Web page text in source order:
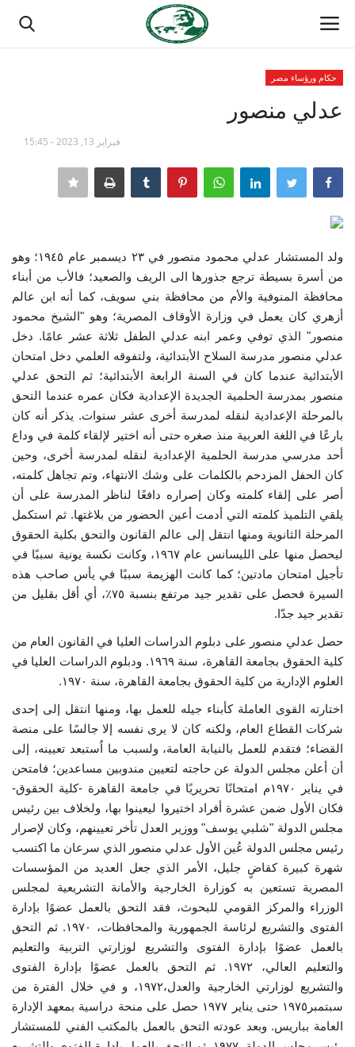
منتدى ناصر الدولي
مدرسة الطليعة الوطنية
حركة ناصر الشبابية
مصر
فريق العمل
إرث جمال عبدالناصر
أخبار
شروط وأحكام منحة ناصر للقيادة الدولية
منحة ناصر للقيادة الدولية
مرجعياتنا
المواطن العالمي
الرواد
فرص
وثائق
الفيديوهات
الرعاة
الشركاء
Gallery
لغة
English
Swahili
español
French
Arabic
حكام ورؤساء مصر
عدلي منصور
فبراير 13, 2023 - 15:45
ولد المستشار عدلي محمود منصور في ٢٣ ديسمبر عام ١٩٤٥؛ وهو
من أسرة بسيطة ترجع جذورها الى الريف والصعيد؛ فالأب من أبناء
محافظة المنوفية والأم من محافظة بني سويف، كما أنه ابن عالم
أزهري كان يعمل في وزارة الأوقاف المصرية؛ وهو "الشيخ محمود
منصور" الذي توفي وعمر ابنه عدلي الطفل ثلاثة عشر عامًا. دخل
عدلي منصور مدرسة السلاح الأبتدائية، ولتفوقه العلمي دخل امتحان
الأبتدائية عندما كان في السنة الرابعة الأبتدائية؛ ثم التحق عدلي
منصور بمدرسة الحلمية الجديدة الإعدادية فكان عمره عندما التحق
بالمرحلة الإعدادية لنقله لمدرسة أخرى عشر سنوات. يذكر أنه كان
بارعًا في اللغة العربية منذ صغره حتى أنه اختير لإلقاء كلمة في وداع
أحد مدرسي مدرسة الحلمية الإعدادية لنقله لمدرسة أخرى، وحين
كان الحفل المزدحم بالكلمات على وشك الانتهاء، وتم تجاهل كلمته،
أصر على إلقاء كلمته وكان إصراره دافعًا لناظر المدرسة على أن
يلقي التلميذ كلمته التي أدمت أعين الحضور من بلاغتها. ثم استكمل
المرحلة الثانوية ومنها انتقل إلى عالم القانون والتحق بكلية الحقوق
ليحصل منها على الليسانس عام ١٩٦٧، وكانت نكسة يونية سببًا في
تأجيل امتحان مادتين؛ كما كانت الهزيمة سببًا في يأس صاحب هذه
السيرة فحصل على تقدير جيد مرتفع بنسبة ٧٥٪، أي أقل بقليل من
تقدير جيد جدّا.
حصل عدلي منصور على دبلوم الدراسات العليا في القانون العام من
كلية الحقوق بجامعة القاهرة، سنة ١٩٦٩. ودبلوم الدراسات العليا في
العلوم الإدارية من كلية الحقوق بجامعة القاهرة، سنة ١٩٧٠.
اختارته القوى العاملة كأبناء جيله للعمل بها، ومنها انتقل إلى إحدى
شركات القطاع العام، ولكنه كان لا يرى نفسه إلا جالسًا على منصة
القضاء؛ فتقدم للعمل بالنيابة العامة، ولسبب ما اُستبعد تعيينه، إلى
أن أعلن مجلس الدولة عن حاجته لتعيين مندوبين مساعدين؛ فامتحن
في يناير ١٩٧٠م امتحانًا تحريريًا في جامعة القاهرة -كلية الحقوق-
فكان الأول ضمن عشرة أفراد اختيروا ليعينوا بها، ولخلاف بين رئيس
مجلس الدولة "شلبي يوسف" ووزير العدل تأخر تعيينهم، وكان لإصرار
رئيس مجلس الدولة عُين الأول عدلي منصور الذي سرعان ما اكتسب
شهرة كبيرة كقاضٍ جليل، الأمر الذي جعل العديد من المؤسسات
المصرية تستعين به كوزارة الخارجية والأمانة التشريعية لمجلس
الوزراء والمركز القومي للبحوث، فقد التحق بالعمل عضوًا بإدارة
الفتوى والتشريع لرئاسة الجمهورية والمحافظات، ١٩٧٠. ثم التحق
بالعمل عضوًا بإدارة الفتوى والتشريع لوزارتي التربية والتعليم
والتعليم العالي، ١٩٧٢. ثم التحق بالعمل عضوًا بإدارة الفتوى
والتشريع لوزارتي الخارجية والعدل،١٩٧٢، و في خلال الفترة من
سبتمبر١٩٧٥ حتى يناير ١٩٧٧ حصل على منحة دراسية بمعهد الإدارة
العامة بباريس. وبعد عودته التحق بالعمل بالمكتب الفني للمستشار